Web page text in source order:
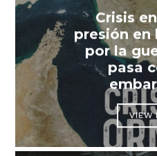
Crisis
presión en
por la
pasa
VIEW